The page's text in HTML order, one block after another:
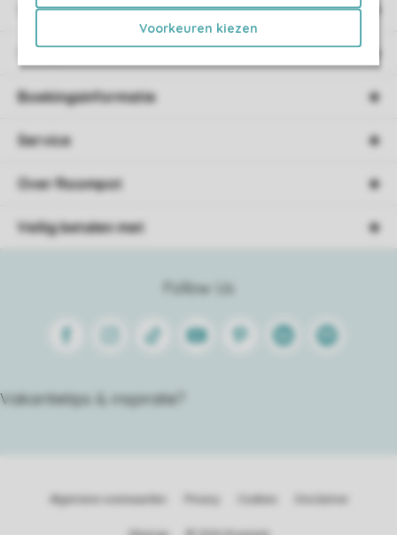
Voorkeuren kiezen
Vakantieverblijf
Verblijf
Follow Us
FacebookInstagram
Tiktok Youtube PinterestLinkedinSpotify
Vakantietips & inspiratie?
Boekingsinformatie
Service
Over Roompot
Veilig betalen met